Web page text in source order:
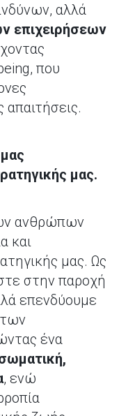
αλλά
επιχειρήσεων
που
απαιτήσεις.
μας.
ανθρώπων
και
μας. Ως
στην παροχή
επενδύουμε
ένα
, ενώ